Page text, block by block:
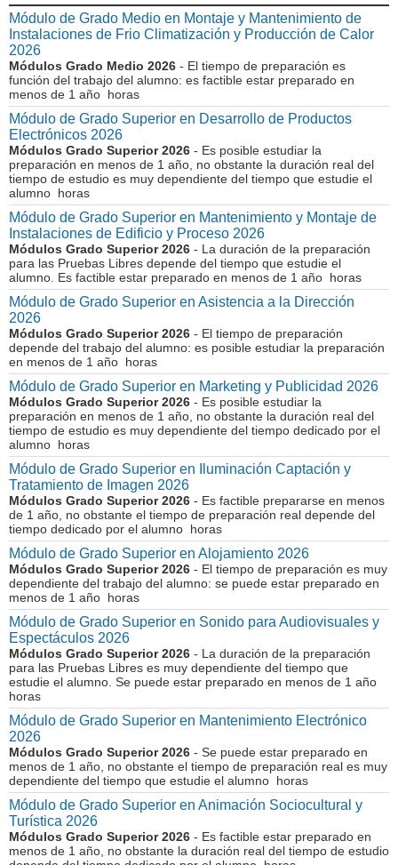
Módulo de Grado Medio en Montaje y Mantenimiento de
Instalaciones de Frio Climatización y Producción de Calor
2026
Módulos Grado Medio 2026 - El tiempo de preparación es
función del trabajo del alumno: es factible estar preparado en
menos de 1 año horas
Módulo de Grado Superior en Desarrollo de Productos
Electrónicos 2026
Módulos Grado Superior 2026 - Es posible estudiar la
preparación en menos de 1 año, no obstante la duración real del
tiempo de estudio es muy dependiente del tiempo que estudie el
alumno horas
Módulo de Grado Superior en Mantenimiento y Montaje de
Instalaciones de Edificio y Proceso 2026
Módulos Grado Superior 2026 - La duración de la preparación
para las Pruebas Libres depende del tiempo que estudie el
alumno. Es factible estar preparado en menos de 1 año horas
Módulo de Grado Superior en Asistencia a la Dirección
2026
Módulos Grado Superior 2026 - El tiempo de preparación
depende del trabajo del alumno: es posible estudiar la preparación
en menos de 1 año horas
Módulo de Grado Superior en Marketing y Publicidad 2026
Módulos Grado Superior 2026 - Es posible estudiar la
preparación en menos de 1 año, no obstante la duración real del
tiempo de estudio es muy dependiente del tiempo dedicado por el
alumno horas
Módulo de Grado Superior en Iluminación Captación y
Tratamiento de Imagen 2026
Módulos Grado Superior 2026 - Es factible prepararse en menos
de 1 año, no obstante el tiempo de preparación real depende del
tiempo dedicado por el alumno horas
Módulo de Grado Superior en Alojamiento 2026
Módulos Grado Superior 2026 - El tiempo de preparación es muy
dependiente del trabajo del alumno: se puede estar preparado en
menos de 1 año horas
Módulo de Grado Superior en Sonido para Audiovisuales y
Espectáculos 2026
Módulos Grado Superior 2026 - La duración de la preparación
para las Pruebas Libres es muy dependiente del tiempo que
estudie el alumno. Se puede estar preparado en menos de 1 año
horas
Módulo de Grado Superior en Mantenimiento Electrónico
2026
Módulos Grado Superior 2026 - Se puede estar preparado en
menos de 1 año, no obstante el tiempo de preparación real es muy
dependiente del tiempo que estudie el alumno horas
Módulo de Grado Superior en Animación Sociocultural y
Turística 2026
Módulos Grado Superior 2026 - Es factible estar preparado en
menos de 1 año, no obstante la duración real del tiempo de estudio